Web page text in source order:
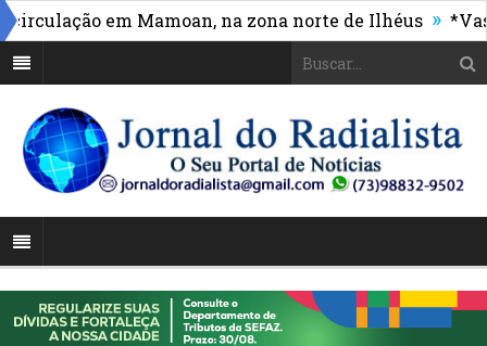
em Mamoan, na zona norte de Ilhéus » *Vasco